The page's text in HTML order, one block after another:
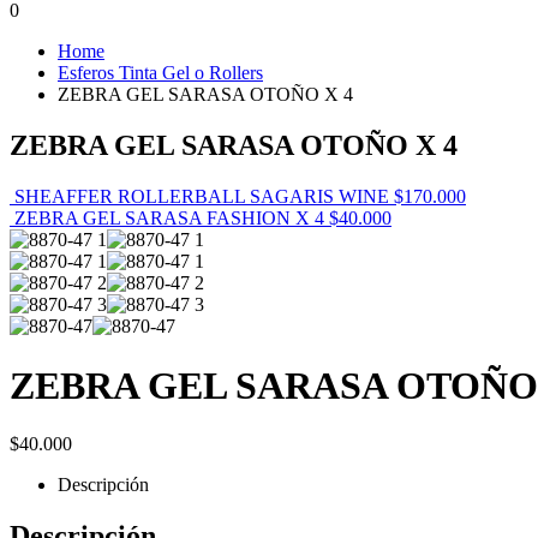
0
Home
Esferos Tinta Gel o Rollers
ZEBRA GEL SARASA OTOÑO X 4
ZEBRA GEL SARASA OTOÑO X 4
SHEAFFER ROLLERBALL SAGARIS WINE $170.000
ZEBRA GEL SARASA FASHION X 4 $40.000
ZEBRA GEL SARASA
$40.000
Descripción